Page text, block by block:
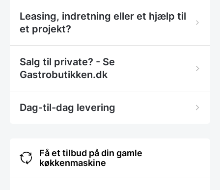
Leasing, indretning eller et hjælp til
et projekt?
Salg til private? - Se
Gastrobutikken.dk
Dag-til-dag levering
Få et tilbud på din gamle
køkkenmaskine